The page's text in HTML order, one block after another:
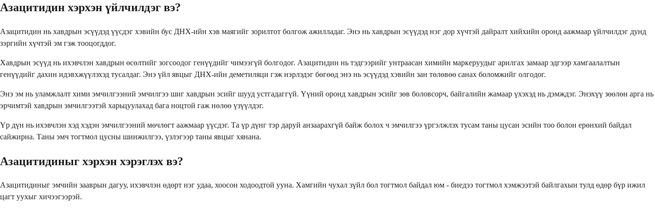
Азацитидин хэрхэн үйлчилдэг вэ?
Азацитидин нь хавдрын эсүүдэд үүсдэг хэвийн бус ДНХ-ийн хэв маягийг зорилтот болгож ажилладаг. Энэ нь хавдрын эсүүдэд нэг дор хүчтэй дайралт хийхийн оронд аажмаар үйлчилдэг дунд
зэргийн хүчтэй эм гэж тооцогддог.
Хавдрын эсүүд нь ихэвчлэн хавдрын өсөлтийг зогсоодог генүүдийг чимээгүй болгодог. Азацитидин нь тэдгээрийг унтраасан химийн маркеруудыг арилгах замаар эдгээр хамгаалалтын
генүүдийг дахин идэвхжүүлэхэд тусалдаг. Энэ үйл явцыг ДНХ-ийн деметиляци гэж нэрлэдэг бөгөөд энэ нь эсүүдэд хэвийн зан төлөвөө санах боломжийг олгодог.
Энэ эм нь уламжлалт хими эмчилгээний эмчилгээ шиг хавдрын эсийг шууд устгадаггүй. Үүний оронд хавдрын эсийг зөв боловсорч, байгалийн жамаар үхэхэд нь дэмждэг. Энэхүү зөөлөн арга нь
эрчимтэй хавдрын эмчилгээтэй харьцуулахад бага ноцтой гаж нөлөө үзүүлдэг.
Үр дүн нь ихэвчлэн хэд хэдэн эмчилгээний мөчлөгт аажмаар үүсдэг. Та үр дүнг тэр даруй анзаарахгүй байж болох ч эмчилгээ үргэлжлэх тусам таны цусан эсийн тоо болон ерөнхий байдал
сайжирна. Таны эмч тогтмол цусны шинжилгээ, үзлэгээр таны явцыг хянана.
Азацитидиныг хэрхэн хэрэглэх вэ?
Азацитидиныг эмчийн зааврын дагуу, ихэвчлэн өдөрт нэг удаа, хоосон ходоодтой ууна. Хамгийн чухал зүйл бол тогтмол байдал юм - биедээ тогтмол хэмжээтэй байлгахын тулд өдөр бүр ижил
цагт уухыг хичээгээрэй.